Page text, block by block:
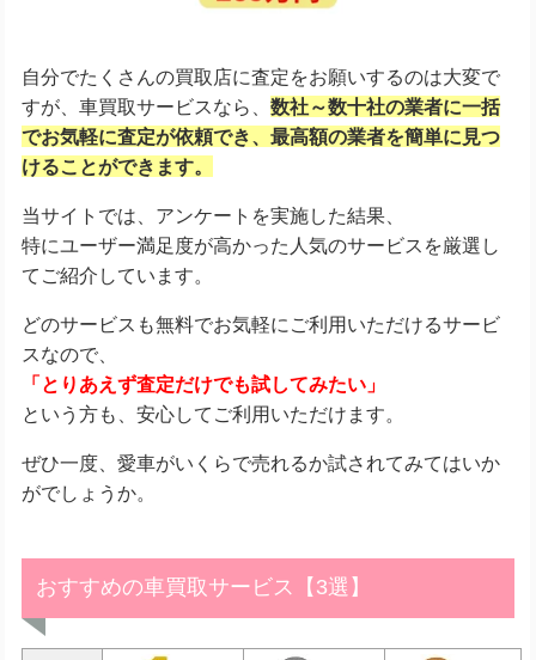
自分でたくさんの買取店に査定をお願いするのは大変で
すが、車買取サービスなら、 数社～数十社の業者に一括
でお気軽に査定が依頼でき、 最高額の業者を簡単に見つ
けることができます。
当サイトでは、アンケートを実施した結果、
特にユーザー満足度が高かった人気のサービスを厳選し
てご紹介しています。
どのサービスも無料でお気軽にご利用いただけるサービ
スなので、
「とりあえず査定だけでも試してみたい」
という方も、安心してご利用いただけます。
ぜひ一度、愛車がいくらで売れるか試されてみてはいか
がでしょうか。
おすすめの車買取サービス【3選】